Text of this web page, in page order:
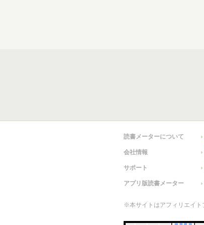
読書メーターについて
会社情報
サポート
アプリ版読書メーター
※本サイトはアフィリエイト